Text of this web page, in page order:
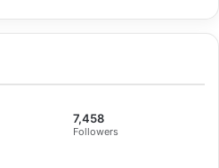
7,458
Followers